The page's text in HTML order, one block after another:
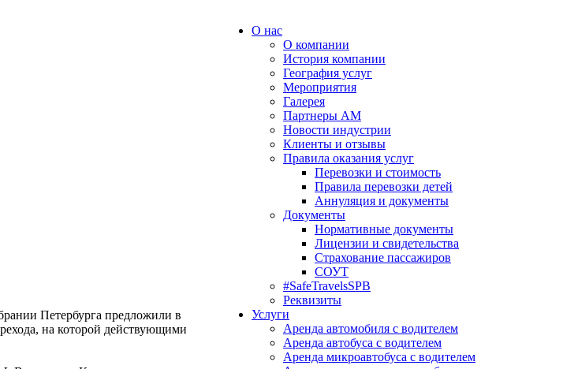
О нас
О компании
История компании
География услуг
Мероприятия
Галерея
Партнеры АМ
Новости индустрии
Клиенты и отзывы
Правила оказания услуг
Перевозки и стоимость
Правила перевозки детей
Аннуляция и документы
Документы
Нормативные документы
Лицензии и свидетельства
Страхование пассажиров
СОУТ
#SafeTravelsSPB
Реквизиты
Услуги
Аренда автомобиля с водителем
Аренда автобуса с водителем
Аренда микроавтобуса с водителем
Петербурга предложили в
на которой действующими